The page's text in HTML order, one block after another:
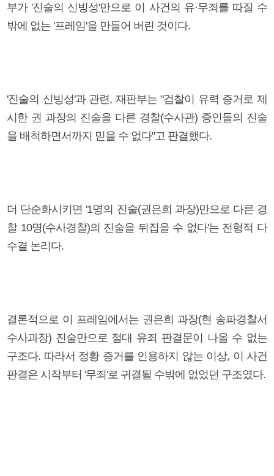
부가 '진술의 신빙성'만으로 이 사건의 유·무죄를 따질 수
밖에 없는 '프레임'을 만들어 버린 것이다.
'진술의 신빙성'과 관련, 재판부는 "검찰이 유력 증거로 제
시한 권 과장의 진술을 다른 경찰(수사관) 증인들의 진술
을 배척하면서까지 믿을 수 없다"고 판결했다.
더 단순화시키면 '1명의 진술(권은희 과장)만으로 다른 경
찰 10명(수사경찰)의 진술을 뒤집을 수 없다'는 전형적 다
수결 논리다.
결론적으로 이 프레임에서는 권은희 과장(현 송파경찰서
수사과장) 진술만으로 절대 유죄 판결문이 나올 수 없는
구조다. 따라서 정황 증거를 인용하지 않는 이상, 이 사건
판결은 시작부터 '무죄'로 귀결될 수밖에 없었던 구조였다.